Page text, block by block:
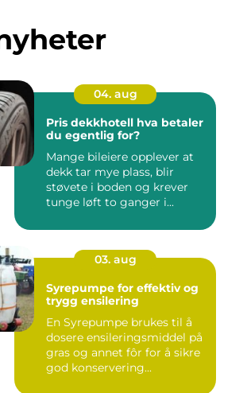
04. aug
Pris dekkhotell hva betaler
du egentlig for?
Mange bileiere opplever at
dekk tar mye plass, blir
støvete i boden og krever
tunge løft to ganger i...
03. aug
Syrepumpe for effektiv og
trygg ensilering
En Syrepumpe brukes til å
dosere ensileringsmiddel på
gras og annet fôr for å sikre
god konservering...